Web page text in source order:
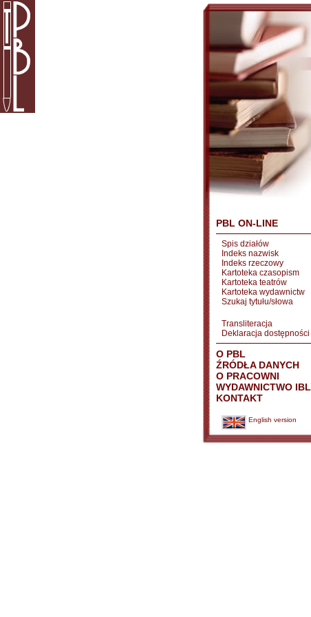
PBL ON-LINE
Spis działów
Indeks nazwisk
Indeks rzeczowy
Kartoteka czasopism
Kartoteka teatrów
Kartoteka wydawnictw
Szukaj tytułu/słowa
Transliteracja
Deklaracja dostępności
O PBL
ŹRÓDŁA DANYCH
O PRACOWNI
WYDAWNICTWO IBL
KONTAKT
English version